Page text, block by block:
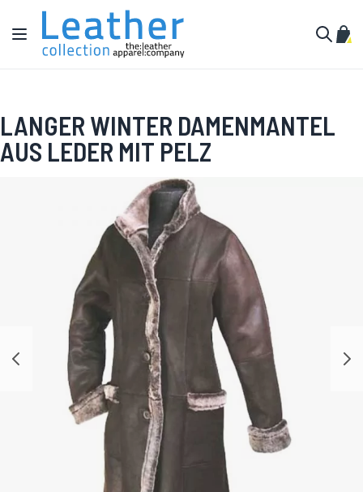
Zum Inhalt springen
Navigation umschalten
LANGER WINTER DAMENMANTEL
AUS LEDER MIT PELZ